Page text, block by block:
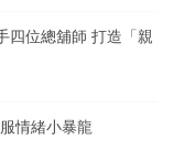
四位總舖師 打造「親
情緒小暴龍